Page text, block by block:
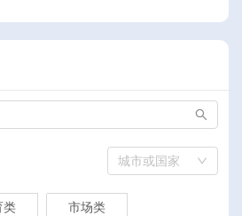
城市或国家
类 市场类